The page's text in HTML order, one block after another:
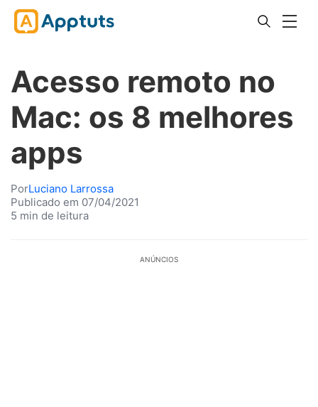
Acesso remoto no
Mac: os 8 melhores
apps
PorLuciano Larrossa
Publicado em 07/04/2021
5 min de leitura
ANÚNCIOS